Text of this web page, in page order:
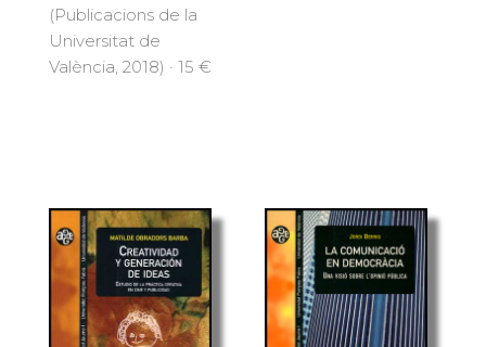
(Publicacions de la
Universitat de
València, 2018) · 15 €